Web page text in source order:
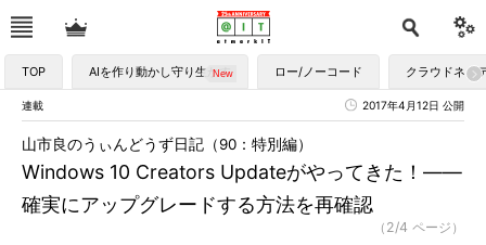
TOP AIを作り動かし守り生かす ロー/ノーコード クラウドネイ
連載 2017年4月12日 公開
Windows 10 Creators Updateがやってきた！――
確実にアップグレードする方法を再確認
山市良のうぃんどうず日記（90：特別編）
（2/4 ページ）